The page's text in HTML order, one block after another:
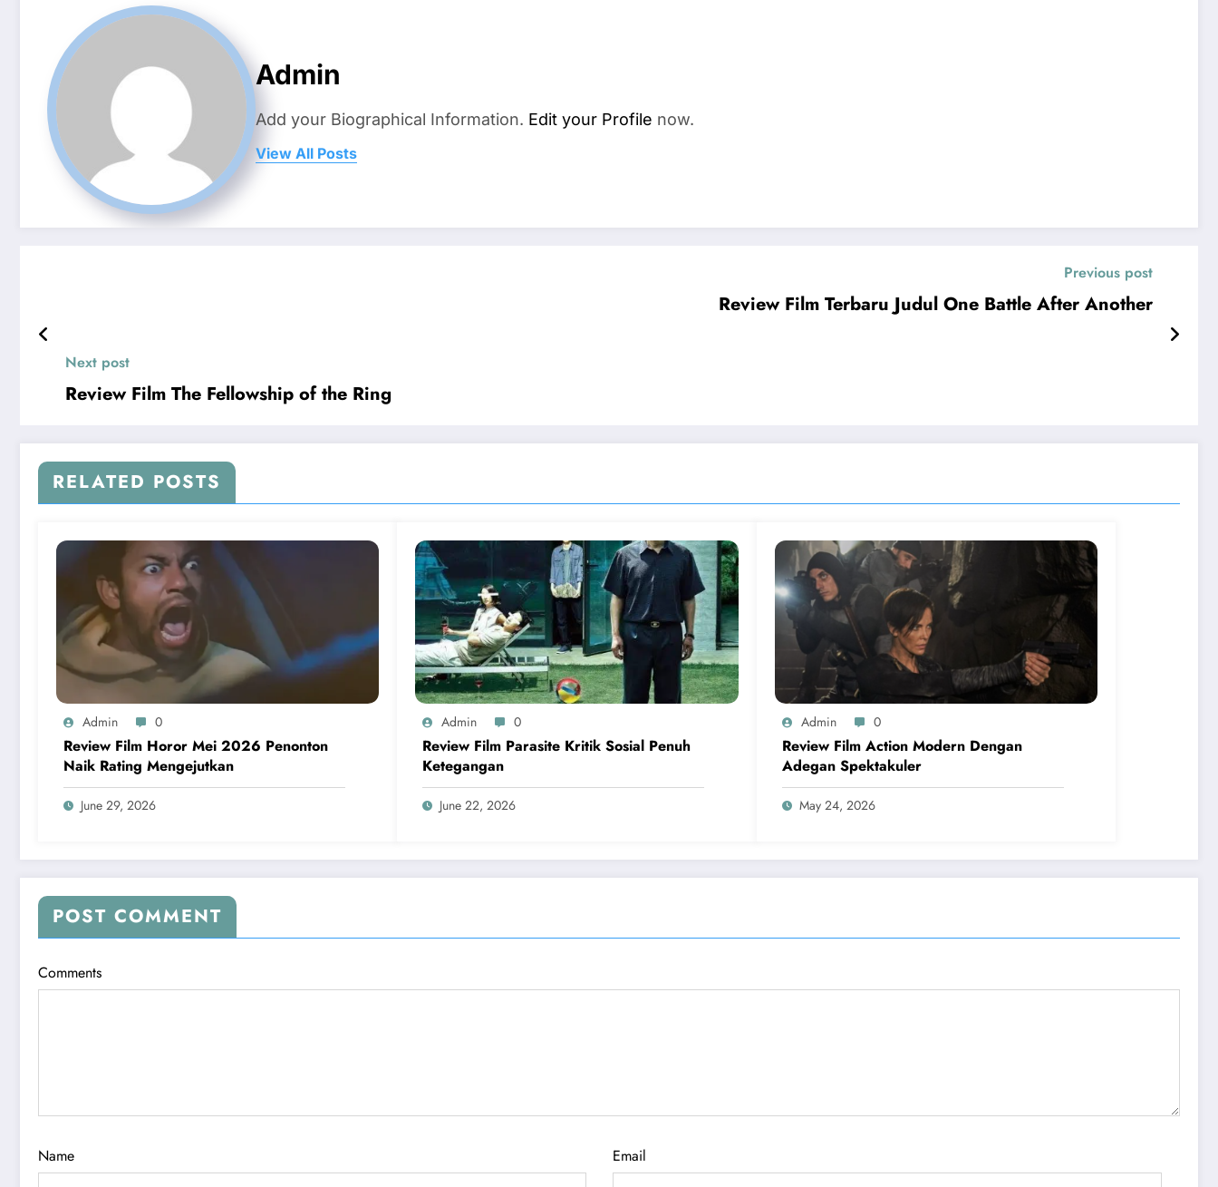
Admin
Add your Biographical Information. Edit your Profile now.
View All Posts
Previous post
Review Film Terbaru Judul One Battle After Another
Next post
Review Film The Fellowship of the Ring
RELATED POSTS
Admin 0
Review Film Horor Mei 2026 Penonton
Naik Rating Mengejutkan
June 29, 2026
Admin 0
Review Film Parasite Kritik Sosial Penuh
Ketegangan
June 22, 2026
Admin 0
Review Film Action Modern Dengan
Adegan Spektakuler
May 24, 2026
POST COMMENT
Comments
Name Email